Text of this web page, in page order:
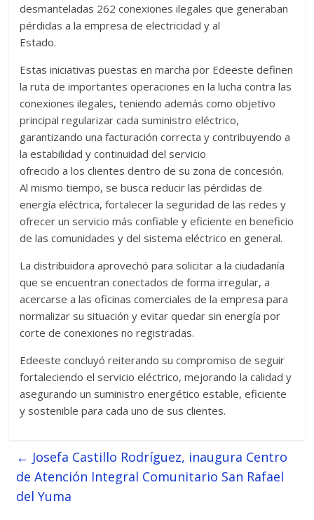
desmanteladas 262 conexiones ilegales que generaban
pérdidas a la empresa de electricidad y al
Estado.
Estas iniciativas puestas en marcha por Edeeste definen
la ruta de importantes operaciones en la lucha contra las
conexiones ilegales, teniendo además como objetivo
principal regularizar cada suministro eléctrico,
garantizando una facturación correcta y contribuyendo a
la estabilidad y continuidad del servicio
ofrecido a los clientes dentro de su zona de concesión.
Al mismo tiempo, se busca reducir las pérdidas de
energía eléctrica, fortalecer la seguridad de las redes y
ofrecer un servicio más confiable y eficiente en beneficio
de las comunidades y del sistema eléctrico en general.
La distribuidora aprovechó para solicitar a la ciudadanía
que se encuentran conectados de forma irregular, a
acercarse a las oficinas comerciales de la empresa para
normalizar su situación y evitar quedar sin energía por
corte de conexiones no registradas.
Edeeste concluyó reiterando su compromiso de seguir
fortaleciendo el servicio eléctrico, mejorando la calidad y
asegurando un suministro energético estable, eficiente
y sostenible para cada uno de sus clientes.
← Josefa Castillo Rodríguez, inaugura Centro
de Atención Integral Comunitario San Rafael
del Yuma